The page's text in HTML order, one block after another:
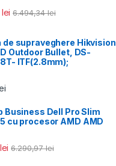
lei 6.494,34lei
de supraveghere Hikvision
Outdoor Bullet, DS-
ITF(2.8mm);
Business Dell Pro Slim
cu procesor AMD AMD
lei 6.290,97lei